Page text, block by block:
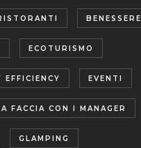
BENESSERE
ECOTURISMO
EFFICIENCY EVENTI
A FACCIA CON I MANAGER
GLAMPING